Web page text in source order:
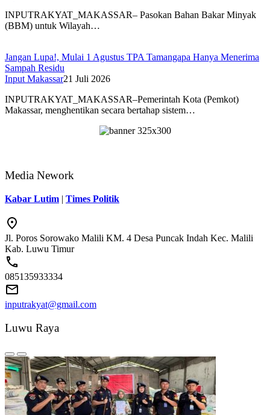
INPUTRAKYAT_MAKASSAR– Pasokan Bahan Bakar Minyak
(BBM) untuk Wilayah…
Jangan Lupa!, Mulai 1 Agustus TPA Tamangapa Hanya Menerima
Sampah Residu
Input Makassar21 Juli 2026
INPUTRAKYAT_MAKASSAR–Pemerintah Kota (Pemkot)
Makassar, menghentikan secara bertahap sistem…
Media Nework
Kabar Lutim | Times Politik
Jl. Poros Sorowako Malili KM. 4 Desa Puncak Indah Kec. Malili
Kab. Luwu Timur
085135933334
inputrakyat@gmail.com
Luwu Raya